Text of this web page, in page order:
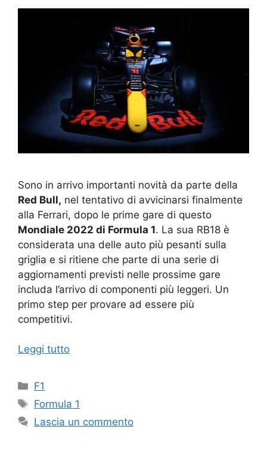
Sono in arrivo importanti novità da parte della
Red Bull, nel tentativo di avvicinarsi finalmente
alla Ferrari, dopo le prime gare di questo
Mondiale 2022 di Formula 1. La sua RB18 è
considerata una delle auto più pesanti sulla
griglia e si ritiene che parte di una serie di
aggiornamenti previsti nelle prossime gare
includa l’arrivo di componenti più leggeri. Un
primo step per provare ad essere più
competitivi.
Leggi tutto
Categorie
F1
Tag
Formula 1
Lascia un commento